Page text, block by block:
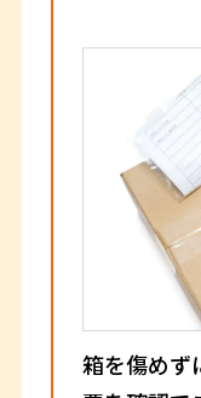
箱を傷めず